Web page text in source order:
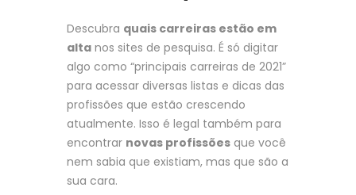
Descubra quais carreiras estão em
alta nos sites de pesquisa. É só digitar
algo como “principais carreiras de 2021”
para acessar diversas listas e dicas das
profissões que estão crescendo
atualmente. Isso é legal também para
encontrar novas profissões que você
nem sabia que existiam, mas que são a
sua cara.